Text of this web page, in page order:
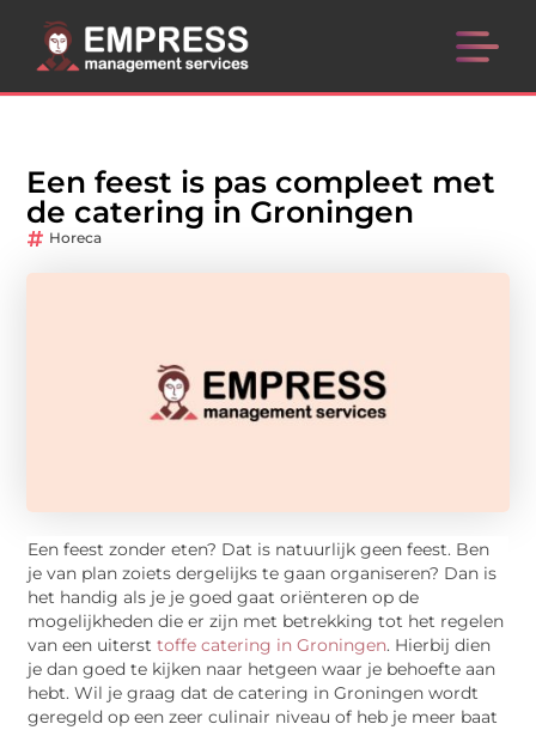
Een feest is pas compleet met
de catering in Groningen
Horeca
Een feest zonder eten? Dat is natuurlijk geen feest. Ben
je van plan zoiets dergelijks te gaan organiseren? Dan is
het handig als je je goed gaat oriënteren op de
mogelijkheden die er zijn met betrekking tot het regelen
van een uiterst toffe catering in Groningen. Hierbij dien
je dan goed te kijken naar hetgeen waar je behoefte aan
hebt. Wil je graag dat de catering in Groningen wordt
geregeld op een zeer culinair niveau of heb je meer baat